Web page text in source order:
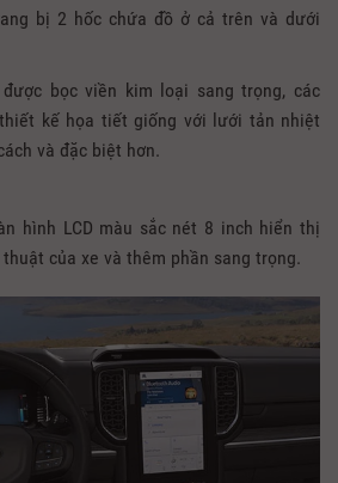
bị 2 hốc chứa đồ ở cả trên và dưới
bọc viền kim loại sang trọng, các
kế họa tiết giống với lưới tản nhiệt
và đặc biệt hơn.
hình LCD màu sắc nét 8 inch hiển thị
của xe và thêm phần sang trọng.